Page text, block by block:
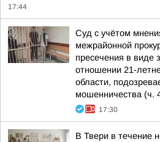
17:44
Суд с учётом
межрайонной
пресечения в виде
отношении 21-
области,
мошенничества (ч.
17:30
В Твери в течение